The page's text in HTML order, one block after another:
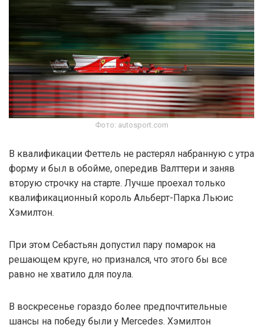
Фото: autosport.com
В квалификации Феттель не растерял набранную с утра
форму и был в обойме, опередив Валттери и заняв
вторую строчку на старте. Лучше проехал только
квалификационный король Альберт-Парка Льюис
Хэмилтон.
При этом Себастьян допустил пару помарок на
решающем круге, но признался, что этого бы все
равно не хватило для поула.
В воскресенье гораздо более предпочтительные
шансы на победу были у Mercedes. Хэмилтон